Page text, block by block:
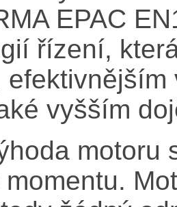
EPAC
řízení,
vyšším
motoru